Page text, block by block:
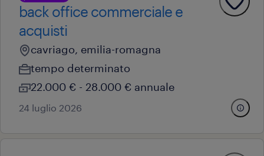
back office commerciale e
acquisti
cavriago, emilia-romagna
tempo determinato
22.000 € - 28.000 € annuale
24 luglio 2026